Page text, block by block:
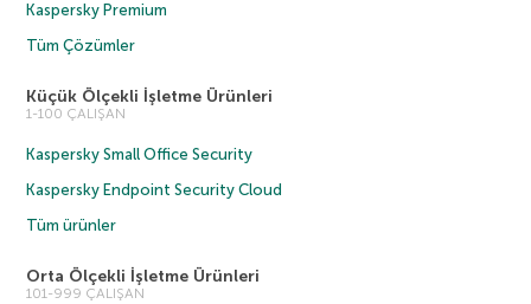
Kaspersky Premium
Tüm Çözümler
Küçük Ölçekli İşletme Ürünleri
1-100 ÇALIŞAN
Kaspersky Small Office Security
Kaspersky Endpoint Security Cloud
Tüm ürünler
Orta Ölçekli İşletme Ürünleri
101-999 ÇALIŞAN